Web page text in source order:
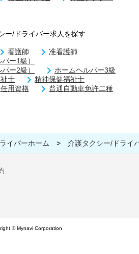
ー/ドライバー求人を探す
看護師
准看護師
ー1級）
ー2級）
ホームヘルパー3級
士
精神保健福祉士
用資格
普通自動車免許二種
イバーホーム > 介護タクシー/ドライ
© Mynavi Corporation